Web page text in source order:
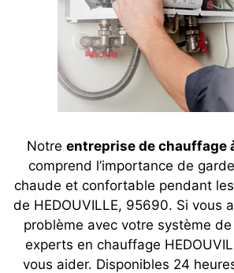
Notre entreprise de chauffage
comprend l’importance de
chaude et confortable pendant
de HEDOUVILLE, 95690. Si vous
problème avec votre système
experts en chauffage
vous aider. Disponibles 24